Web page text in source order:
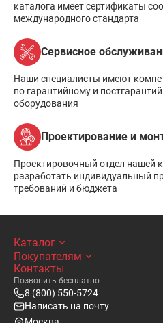
каталога имеет сертификаты
международного стандарта
Сервисное
Наши специалисты имеют
по гарантийному и
оборудования
Проектирование и
Проектировочный отдел нашей
разработать индивидуальный
требований и бюджета
Каталог
Покупателям
Контакты
Позвонить бесплатно
8 (800) 550-5724
Написать на почту